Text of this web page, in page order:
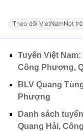
Tuyển Việt
Công Phượng,
BLV Quang
Phượng
Danh sách
Quang Hải,